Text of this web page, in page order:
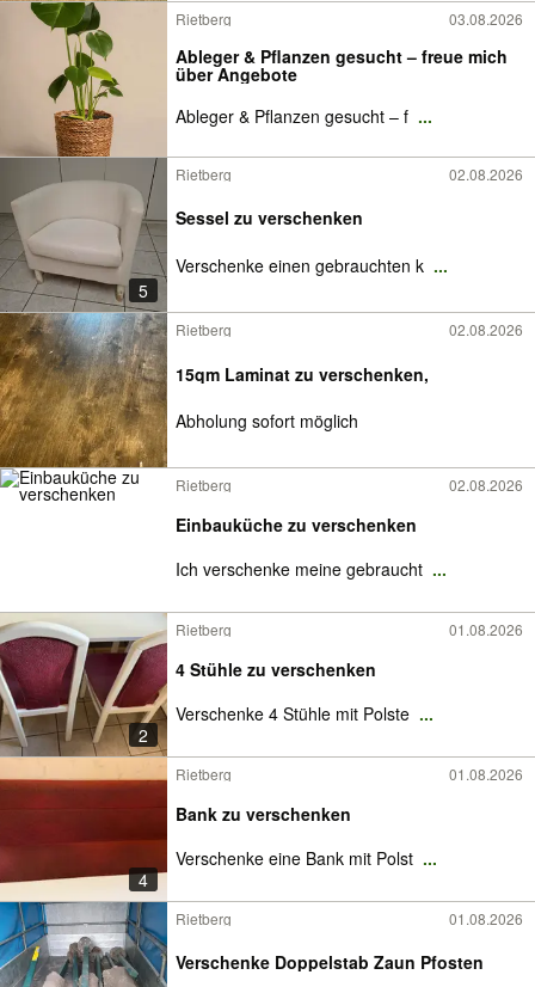
Rietberg 03.08.2026
Ableger & Pflanzen gesucht – freue mich
über Angebote
Ableger & Pflanzen gesucht – f ...
5
Rietberg 02.08.2026
Sessel zu verschenken
Verschenke einen gebrauchten k ...
Rietberg 02.08.2026
15qm Laminat zu verschenken,
Abholung sofort möglich
Rietberg 02.08.2026
Einbauküche zu verschenken
Ich verschenke meine gebraucht ...
2
Rietberg 01.08.2026
4 Stühle zu verschenken
Verschenke 4 Stühle mit Polste ...
4
Rietberg 01.08.2026
Bank zu verschenken
Verschenke eine Bank mit Polst ...
Rietberg 01.08.2026
Verschenke Doppelstab Zaun Pfosten